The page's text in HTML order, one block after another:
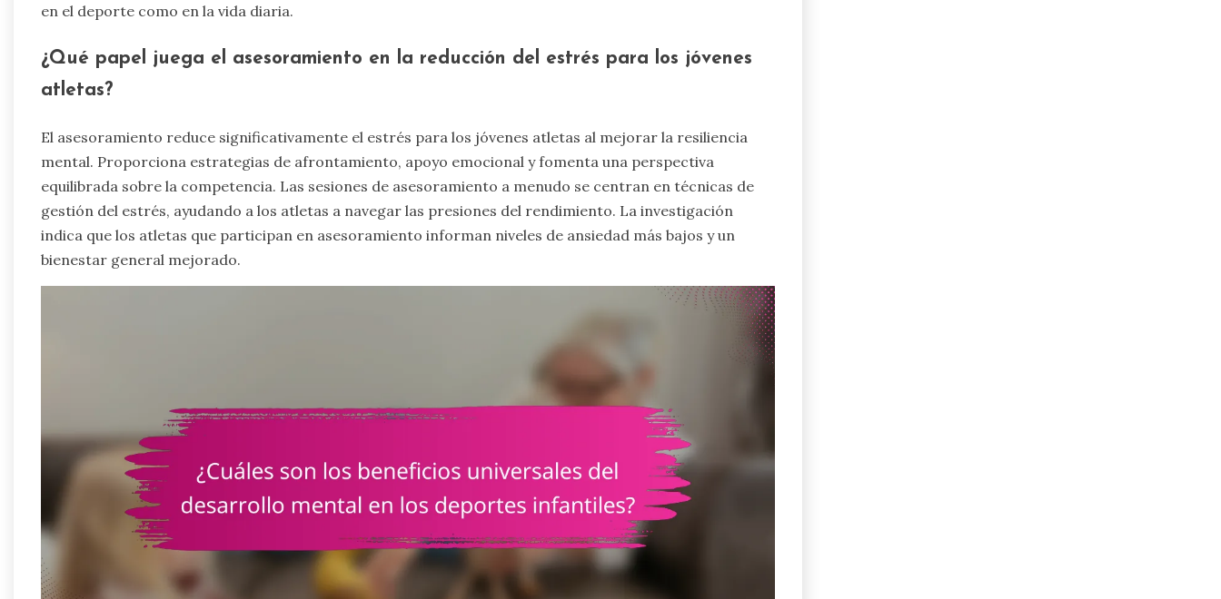
en el deporte como en la vida diaria.
¿Qué papel juega el asesoramiento en la reducción del estrés para los jóvenes
atletas?
El asesoramiento reduce significativamente el estrés para los jóvenes atletas al mejorar la resiliencia
mental. Proporciona estrategias de afrontamiento, apoyo emocional y fomenta una perspectiva
equilibrada sobre la competencia. Las sesiones de asesoramiento a menudo se centran en técnicas de
gestión del estrés, ayudando a los atletas a navegar las presiones del rendimiento. La investigación
indica que los atletas que participan en asesoramiento informan niveles de ansiedad más bajos y un
bienestar general mejorado.